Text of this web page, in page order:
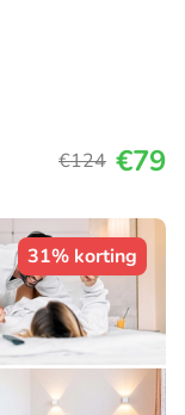
€124 €79
31% korting